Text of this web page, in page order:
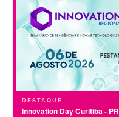
DESTAQUE
Innovation Day Curitiba - PR